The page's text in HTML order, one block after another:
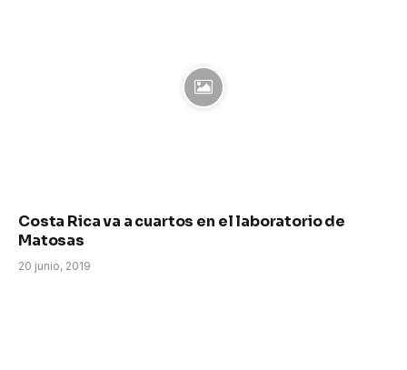
Costa Rica va a cuartos en el laboratorio de
Matosas
20 junio, 2019